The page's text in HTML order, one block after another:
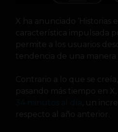
X ha anunciado ‘Historias
característica impulsada
permite a los usuarios
tendencia de una manera
Contrario a lo que se
pasando más tiempo en
, un
respecto al año anterior.